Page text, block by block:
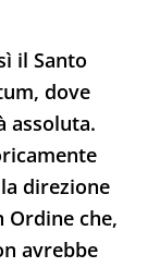
il Santo
dove
assoluta.
direzione
Ordine che,
avrebbe